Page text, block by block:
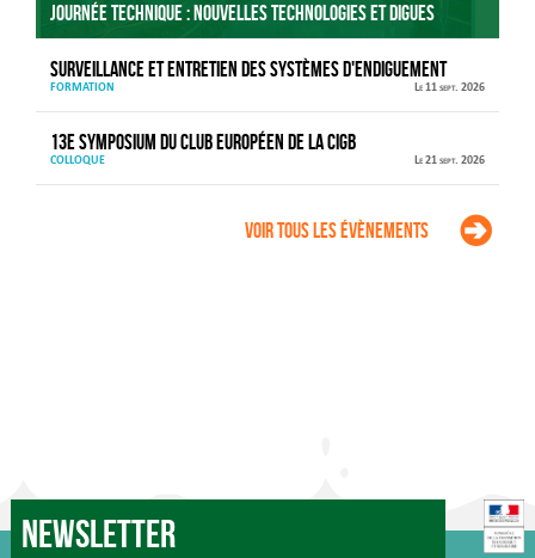
Journée technique : Nouvelles technologies et digues
Surveillance et entretien des systèmes d'endiguement
FORMATION Le 11 sept. 2026
13e Symposium du Club européen de la CIGB
COLLOQUE Le 21 sept. 2026
Voir tous les évènements
Newsletter